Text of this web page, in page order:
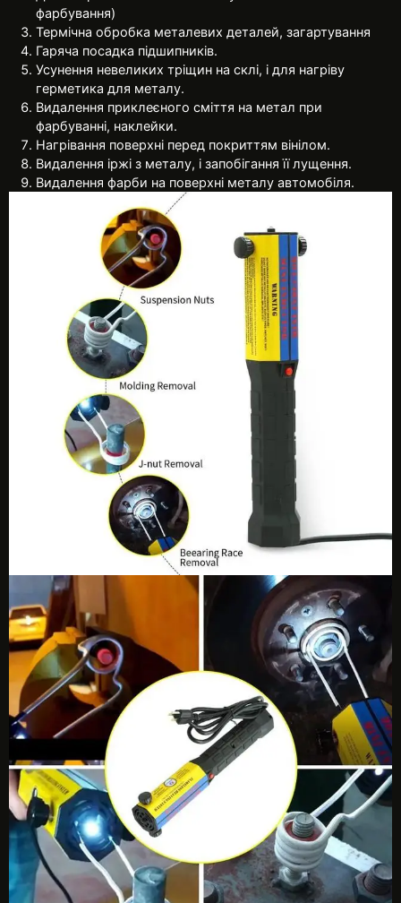
фарбування)
Термічна обробка металевих деталей, загартування
Гаряча посадка підшипників.
Усунення невеликих тріщин на склі, і для нагріву
герметика для металу.
Видалення приклеєного сміття на метал при
фарбуванні, наклейки.
Нагрівання поверхні перед покриттям вінілом.
Видалення іржі з металу, і запобігання її лущення.
Видалення фарби на поверхні металу автомобіля.